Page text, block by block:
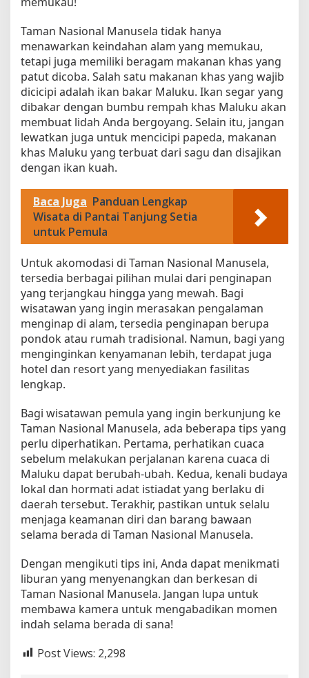
Taman Nasional Manusela tidak hanya
menawarkan keindahan alam yang memukau,
tetapi juga memiliki beragam makanan khas yang
patut dicoba. Salah satu makanan khas yang wajib
dicicipi adalah ikan bakar Maluku. Ikan segar yang
dibakar dengan bumbu rempah khas Maluku akan
membuat lidah Anda bergoyang. Selain itu, jangan
lewatkan juga untuk mencicipi papeda, makanan
khas Maluku yang terbuat dari sagu dan disajikan
dengan ikan kuah.
Baca Juga Panduan Lengkap
Wisata di Pantai Tanjung Setia
untuk Pemula
Untuk akomodasi di Taman Nasional Manusela,
tersedia berbagai pilihan mulai dari penginapan
yang terjangkau hingga yang mewah. Bagi
wisatawan yang ingin merasakan pengalaman
menginap di alam, tersedia penginapan berupa
pondok atau rumah tradisional. Namun, bagi yang
menginginkan kenyamanan lebih, terdapat juga
hotel dan resort yang menyediakan fasilitas
lengkap.
Bagi wisatawan pemula yang ingin berkunjung ke
Taman Nasional Manusela, ada beberapa tips yang
perlu diperhatikan. Pertama, perhatikan cuaca
sebelum melakukan perjalanan karena cuaca di
Maluku dapat berubah-ubah. Kedua, kenali budaya
lokal dan hormati adat istiadat yang berlaku di
daerah tersebut. Terakhir, pastikan untuk selalu
menjaga keamanan diri dan barang bawaan
selama berada di Taman Nasional Manusela.
Dengan mengikuti tips ini, Anda dapat menikmati
liburan yang menyenangkan dan berkesan di
Taman Nasional Manusela. Jangan lupa untuk
membawa kamera untuk mengabadikan momen
indah selama berada di sana!
Post Views: 2,298